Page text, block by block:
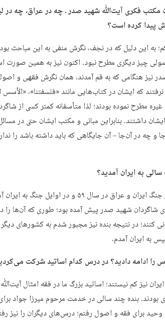
مکتب فکری آیت‌ﷲ شهید صدر ـ چه در عراق، چه در
پیدا کرده است؟
به این دلیل که در نجف، نگرش منفی به این مباحث
چیز دیگری مطرح نبود. اکنون نیز به همین صورت
نیز هنگامی که به قم آمدند، همان نگرش فقهی و
که ایشان در کتاب‌هایی مانند «فلسفتنا»، «الأسس
غیره مطرح نموده بودند؛ لذا متأسفانه کمتر کسی از
داشتند. بنابراین مبانی و مکتب ایشان حتی در
و چه در آن‌جا – آن جایگاهی که باید داشته باشد را
به ایران آمدید؟
بنده ۳ ماه پس از جنگ ایران و عراق در سال ۵۹ و در
شاگردان شهید صدر پیش آمده بود؛ طوری که آن‌ها را
کنند؛ در نتیجه بنده نیز مجبور شدم به کشورهای دیگر
به ایران آمدم.
را ادامه دادید؟ در درس کدام اساتید شرکت
ایران نیز کم نیستند؛ اساتید بزرگ ما در فقه امثال
برای فقه و اصول رفتم؛ درس‌های دیگران را نیز